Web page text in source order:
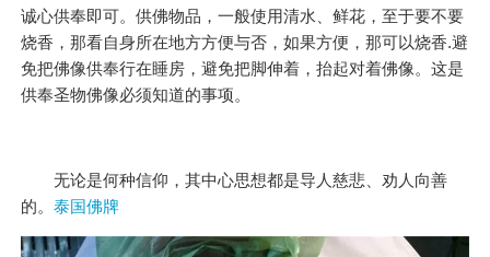
诚心供奉即可。供佛物品，一般使用清水、鲜花，至于要不要
烧香，那看自身所在地方方便与否，如果方便，那可以烧香.避
免把佛像供奉行在睡房，避免把脚伸着，抬起对着佛像。这是
供奉圣物佛像必须知道的事项。
无论是何种信仰，其中心思想都是导人慈悲、劝人向善
的。 泰国佛牌